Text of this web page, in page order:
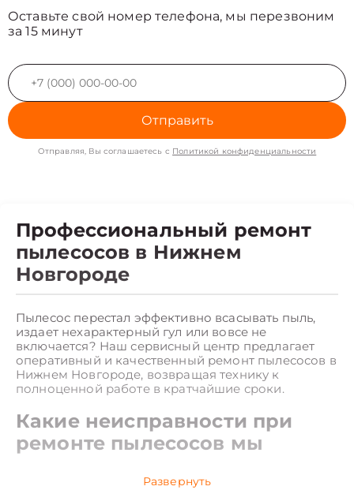
Оставьте свой номер телефона, мы перезвоним
за 15 минут
Отправить
Отправляя, Вы соглашаетесь с Политикой конфиденциальности
Профессиональный ремонт
пылесосов в Нижнем
Новгороде
Пылесос перестал эффективно всасывать пыль,
издает нехарактерный гул или вовсе не
включается? Наш сервисный центр предлагает
оперативный и качественный ремонт пылесосов в
Нижнем Новгороде, возвращая технику к
полноценной работе в кратчайшие сроки.
Какие неисправности при
ремонте пылесосов мы
Развернуть